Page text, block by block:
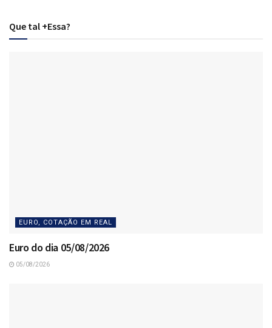
Que tal +Essa?
EURO, COTAÇÃO EM REAL
Euro do dia 05/08/2026
05/08/2026